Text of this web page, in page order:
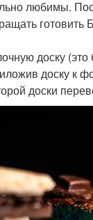
любимы.
готовить
доску
доску к
доски